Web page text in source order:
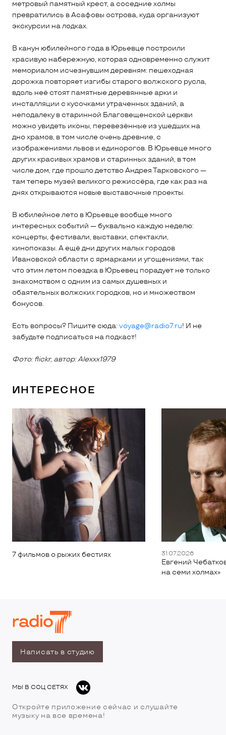
метровый памятный крест, а соседние холмы
превратились в Асафовы острова, куда организуют
экскурсии на лодках.
В канун юбилейного года в Юрьевце построили
красивую набережную, которая одновременно служит
мемориалом исчезнувшим деревням: пешеходная
дорожка повторяет изгибы старого волжского русла,
вдоль неё стоят памятные деревянные арки и
инсталляции с кусочками утраченных зданий, а
неподалеку в старинной Благовещенской церкви
можно увидеть иконы, перевезённые из ушедших на
дно храмов, в том числе очень древние, с
изображениями львов и единорогов. В Юрьевце много
других красивых храмов и старинных зданий, в том
числе дом, где прошло детство Андрея Тарковского —
там теперь музей великого режиссёра, где как раз на
днях открываются новые выставочные проекты.
В юбилейное лето в Юрьевце вообще много
интересных событий — буквально каждую неделю:
концерты, фестивали, выставки, спектакли,
кинопоказы. А ещё дни других малых городов
Ивановской области с ярмарками и угощениями, так
что этим летом поездка в Юрьевец порадует не только
знакомством с одним из самых душевных и
обаятельных волжских городков, но и множеством
бонусов.
Есть вопросы? Пишите сюда: voyage@radio7.ru! И не
забудьте подписаться на подкаст!
Фото: flickr, автор: Alexxx1979
ИНТЕРЕСНОЕ
7 фильмов о рыжих бестиях 31.07.2026
Евгений
на семи холмах»
Написать в студию
МЫ В СОЦ СЕТЯХ
Откройте приложение сейчас и слушайте
музыку на все времена!